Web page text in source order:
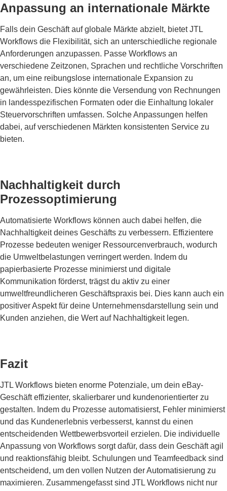
Anpassung an internationale Märkte
Falls dein Geschäft auf globale Märkte abzielt, bietet JTL
Workflows die Flexibilität, sich an unterschiedliche regionale
Anforderungen anzupassen. Passe Workflows an
verschiedene Zeitzonen, Sprachen und rechtliche Vorschriften
an, um eine reibungslose internationale Expansion zu
gewährleisten. Dies könnte die Versendung von Rechnungen
in landesspezifischen Formaten oder die Einhaltung lokaler
Steuervorschriften umfassen. Solche Anpassungen helfen
dabei, auf verschiedenen Märkten konsistenten Service zu
bieten.
Nachhaltigkeit durch
Prozessoptimierung
Automatisierte Workflows können auch dabei helfen, die
Nachhaltigkeit deines Geschäfts zu verbessern. Effizientere
Prozesse bedeuten weniger Ressourcenverbrauch, wodurch
die Umweltbelastungen verringert werden. Indem du
papierbasierte Prozesse minimierst und digitale
Kommunikation förderst, trägst du aktiv zu einer
umweltfreundlicheren Geschäftspraxis bei. Dies kann auch ein
positiver Aspekt für deine Unternehmensdarstellung sein und
Kunden anziehen, die Wert auf Nachhaltigkeit legen.
Fazit
JTL Workflows bieten enorme Potenziale, um dein eBay-
Geschäft effizienter, skalierbarer und kundenorientierter zu
gestalten. Indem du Prozesse automatisierst, Fehler minimierst
und das Kundenerlebnis verbesserst, kannst du einen
entscheidenden Wettbewerbsvorteil erzielen. Die individuelle
Anpassung von Workflows sorgt dafür, dass dein Geschäft agil
und reaktionsfähig bleibt. Schulungen und Teamfeedback sind
entscheidend, um den vollen Nutzen der Automatisierung zu
maximieren. Zusammengefasst sind JTL Workflows nicht nur